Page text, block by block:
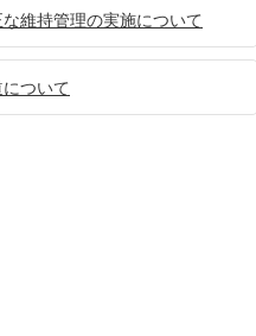
維持管理の実施について
ついて